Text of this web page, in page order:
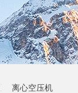
离心空压机